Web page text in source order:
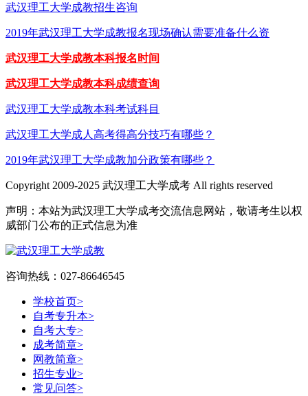
武汉理工大学成教招生咨询
2019年武汉理工大学成教报名现场确认需要准备什么资
武汉理工大学成教本科报名时间
武汉理工大学成教本科成绩查询
武汉理工大学成教本科考试科目
武汉理工大学成人高考得高分技巧有哪些？
2019年武汉理工大学成教加分政策有哪些？
Copyright 2009-2025 武汉理工大学成考 All rights reserved
声明：本站为武汉理工大学成考交流信息网站，敬请考生以权
威部门公布的正式信息为准
咨询热线：027-86646545
学校首页>
自考专升本>
自考大专>
成考简章>
网教简章>
招生专业>
常见问答>